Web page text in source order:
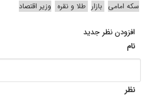
سکه امامی بازار طلا و‌ نقره وزیر اقتصاد
افزودن نظر جدید
نام
نظر